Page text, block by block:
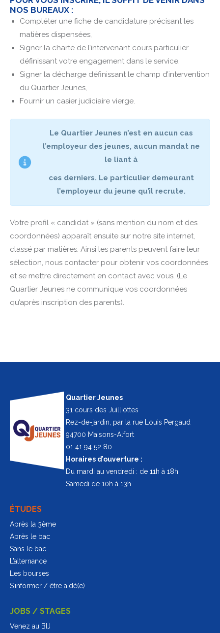
NOS BUREAUX :
Compléter une fiche de candidature précisant les
matières dispensées,
Signer la charte de l’intervenant cours particulier
définissant votre engagement dans le service,
Signer la décharge définissant le champ d’intervention
du Quartier Jeunes,
Fournir un casier judiciaire vierge.
Le Quartier Jeunes n’est en aucun cas
l’employeur des jeunes, aucun mandat ne
le liant à
ces derniers. Le particulier demeurant
l’employeur du jeune qu’il recrute.
Votre profil « candidat » (sans mention du nom et des
coordonnées) apparaît ensuite sur notre site internet,
classé par matières. Ainsi les parents peuvent faire leur
sélection, nous contacter pour obtenir vos coordonnées
et se mettre directement en contact avec vous. (Le
Quartier Jeunes ne communique vos coordonnées
qu’après inscription des parents).
Quartier Jeunes
31 cours des Juilliottes
Rez-de-jardin, par la rue Louis Pergaud
94700 Maisons-Alfort
01 41 94 52 80
Horaires d’ouverture :
Du mardi au vendredi : de 11h à 18h
Samedi de 10h à 13h
ÉTUDES
Après la 3ème
Après le bac
Sans le bac
L’alternance
Les bourses
S’informer / être aidé(e)
JOBS / STAGES
Venez au BIJ